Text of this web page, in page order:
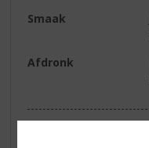
Smaak
Afdronk